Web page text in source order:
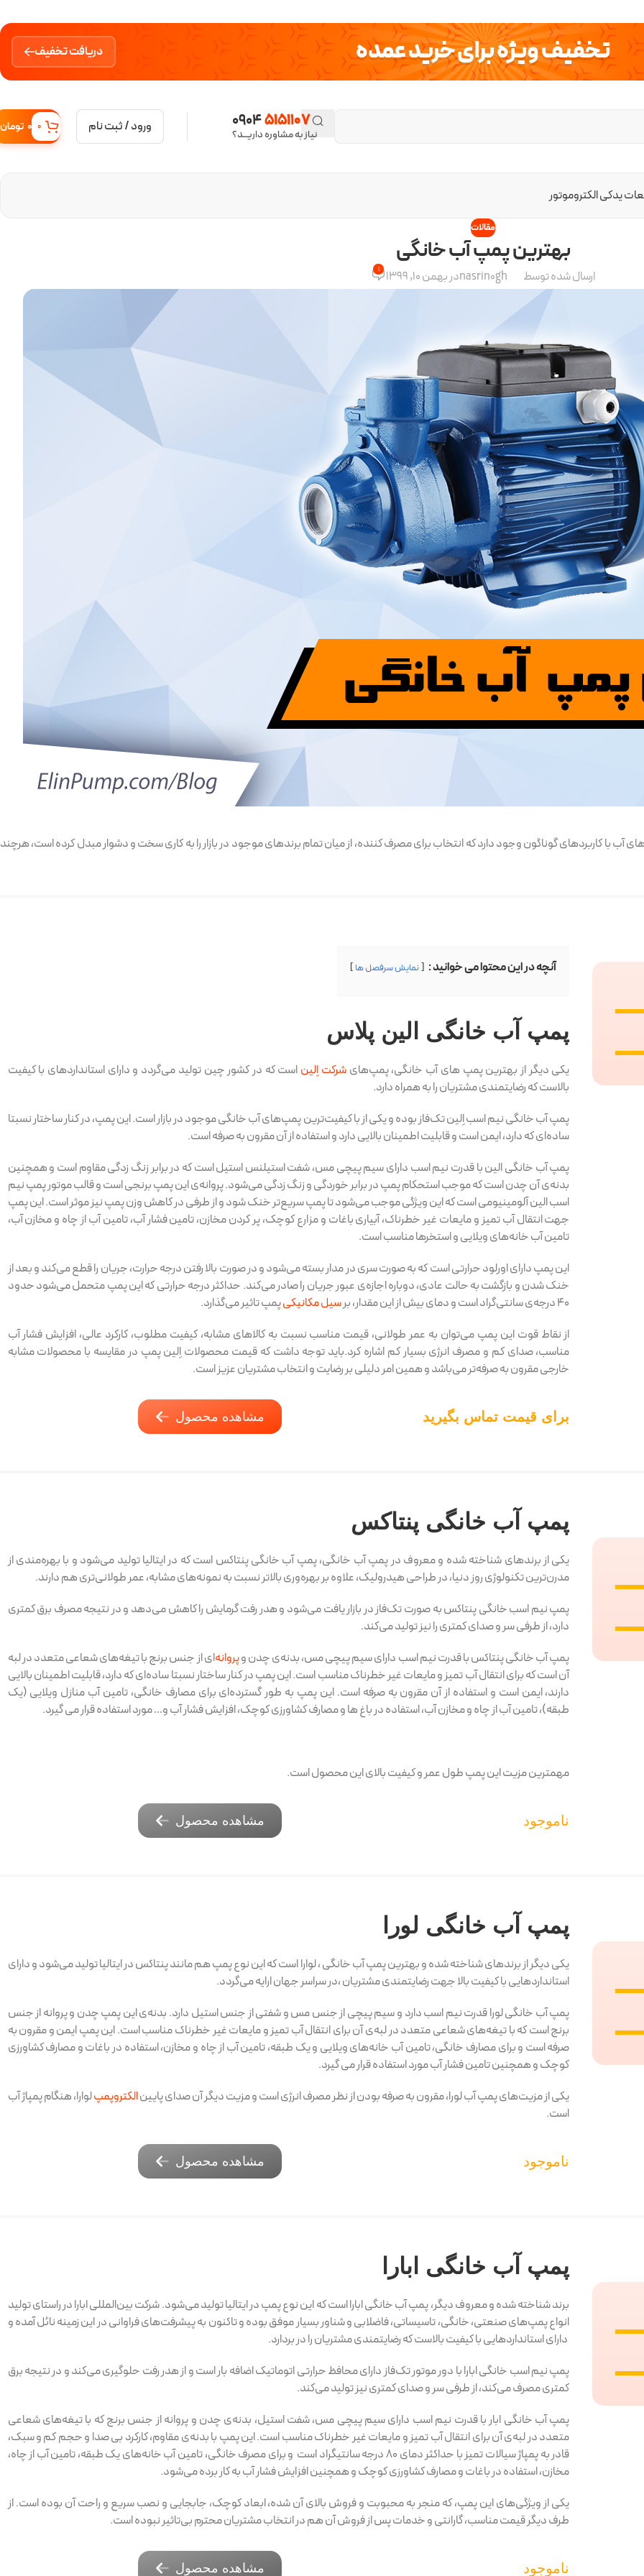
تخفیف ویژه برای خرید عمده دریافت تخفیف
09045151107
نیاز به مشاوره داریــد؟ ورود / ثبت نام 0
0 تومان
یدکی الکتروموتور
مقالات
بهترین پمپ آب خانگی
ارسال شده توسط nasrin0ghدر بهمن 10, 1399 1
آب با کاربردهای گوناگون وجود دارد که انتخاب برای مصرف کننده، از میان تمام برندهای موجود در بازار را به کاری سخت و دشوار مبدل کرده است، هرچند
آنچه در این محتوا می خوانید : نمایش سرفصل ها
پمپ آب خانگی الین پلاس
یکی دیگر از بهترین پمپ های آب خانگی، پمپ‌های شرکت اِلین است که در کشور چین تولید می‌گردد و دارای استانداردهای با کیفیت
بالاست که رضایتمندی مشتریان را به همراه دارد.
پمپ آب خانگی نیم اسب اِلین تک‌فاز بوده و یکی از با کیفیت‌ترین پمپ‌های آب خانگی موجود در بازار است. این پمپ، در کنار ساختار نسبتا
ساده‌ای که دارد، ایمن است و قابلیت اطمینان بالایی دارد و استفاده از آن مقرون به صرفه است.
پمپ آب خانگی الین با قدرت نیم اسب دارای سیم پیچی مس، شفت استیلنس استیل است که در برابر زنگ زدگی مقاوم است و همچنین
بدنه‌ی آن چدن است که موجب استحکام پمپ در برابر خوردگی و زنگ زدگی می‌شود. پروانه‌ی این پمپ برنجی است و قالب موتور پمپ نیم
اسب الین آلومینیومی است که این ویژگی موجب می‌شود تا پمپ سریع‌تر خنک شود و از طرفی در کاهش وزن پمپ نیز موثر است. این پمپ
جهت انتقال آب تمیز و مایعات غیر خطرناک، آبیاری باغات و مزارع کوچک، پر کردن مخازن، تامین فشار آب، تامین آب از چاه و مخازن آب،
تامین آب خانه‌های ویلایی و استخرها مناسب است.
این پمپ دارای اورلود حرارتی است که به صورت سری در مدار بسته می‌شود و در صورت بالا رفتن درجه حرارت، جریان را قطع می‌کند و بعد از
خنک شدن و بازگشت به حالت عادی، دوباره اجازه‌ی عبور جریان را صادر ‌می‌کند. حداکثر درجه‌ حرارتی که این پمپ متحمل می‌شود حدود
40 درجه‌ی سانتی‌گراد است و دمای بیش از این مقدار، بر
سیل مکانیکیپمپ تاثیر می‌گذارد.
از نقاط قوت این پمپ می‌توان به عمر طولانی، قیمت مناسب نسبت به کالاهای مشابه، کيفيت مطلوب، کارکرد عالی، افزایش فشار آب
مناسب، صدای کم و مصرف انرژی بسیار کم اشاره کرد.باید توجه داشت که قیمت محصولات اِلین پمپ در مقایسه با محصولات مشابه
خارجی مقرون به صرفه‌تر می‌باشد و همین امر دلیلی بر رضایت و انتخاب مشتریان عزیز است.
برای قیمت تماس بگیرید مشاهده محصول
پمپ آب خانگی پنتاکس
یکی از برندهای شناخته شده و معروف در پمپ آب خانگی، پمپ آب خانگی پنتاکس است که در ایتالیا تولید می‌شود و با بهره‌مندی از
مدرن‌ترین تکنولوژی روز دنیا، در طراحی هیدرولیک، علاوه بر بهره‌وری بالاتر نسبت به نمونه‌های مشابه، عمر طولانی‌تری هم دارند.
پمپ نیم اسب خانگی پنتاکس به صورت تک‌فاز در بازار یافت می‌شود و هدر رفت گرمایش را کاهش می‌دهد و در نتیجه مصرف برق کمتری
دارد، از طرفی سر و صدای کمتری را نیز تولید می‌کند.
پمپ آب خانگی پنتاکس با قدرت نیم اسب دارای سیم پیچی مس، بدنه‌ی چدن وپروانه‌ای از جنس برنج با تیغه‌های شعاعی متعدد در لبه
آن است که برای انتقال آب تمیز و مایعات غیر خطرناک مناسب است. این پمپ در کنار ساختار نسبتا ساده‌ای که دارد، قابلیت اطمینان بالایی
دارند، ایمن است و استفاده از آن مقرون به صرفه است. این پمپ به طور گسترده‌ای برای مصارف خانگی، تامین آب منازل ویلایی (یک
طبقه)، تامین آب از چاه و مخازن آب، استفاده در باغ ها و مصارف کشاورزی کوچک، افزایش فشار آب و… مورد استفاده قرار می گیرد.
مهمترین مزیت این پمپ طول عمر و کیفیت بالای این محصول است.
ناموجود مشاهده محصول
پمپ آب خانگی لورا
یکی دیگر از برندهای شناخته شده و بهترین پمپ آب خانگی ، لوارا است که این نوع پمپ هم مانند پنتاکس در ایتالیا تولید می‌شود و دارای
استانداردهایی با کیفیت بالا جهت رضایتمندی مشتریان ،در سراسر جهان ارایه می‌گردد.
پمپ آب خانگی لورا قدرت نیم اسب دارد و سیم پیچی از جنس مس و شفتی از جنس استیل دارد. بدنه‌ی این پمپ چدن و پروانه از جنس
برنج است که با تیغه‌های شعاعی متعدد در لبه‌ی آن برای انتقال آب تمیز و مایعات غیر خطرناک مناسب است. این پمپ ایمن و مقرون به
صرفه است و برای مصارف خانگی، تامین آب خانه‌های ویلایی و یک طبقه، تامین آب از چاه و مخازن، استفاده در باغات و مصارف کشاورزی
کوچک و همچنین تامین فشار آب مورد استفاده قرار می گیرد.
یکی از مزیت‌های پمپ آب لورا، مقرون به صرفه بودن از نظر مصرف انرژی است و مزیت دیگر آن صدای پایینالکتروپمپلوارا، هنگام پمپاژ آب
است.
ناموجود مشاهده محصول
پمپ آب خانگی ابارا
برند شناخته شده و معروف دیگر، پمپ آب خانگی ابارا است که این نوع پمپ در ایتالیا تولید می‌شود. شرکت بین‌المللی ابارا در راستای تولید
انواع پمپ‌های صنعتی، خانگی، تاسیساتی، فاضلابی و شناور بسیار موفق بوده و تاکنون به پیشرفت‌های فراوانی در این زمینه نائل آمده و
دارای استانداردهایی با کیفیت بالاست که رضایتمندی مشتریان را در بردارد.
پمپ نیم اسب خانگی ابارا با دور موتور تک‌فاز دارای محافظ حرارتی اتوماتیک اضافه بار است و از هدر رفت حلوگیری می‌کند و در نتیجه برق
کمتری مصرف می‌کند، از طرفی سر و صدای کمتری نیز تولید می‌کند.
پمپ آب خانگی ابار با قدرت نیم اسب دارای سیم پیچی مس، شفت استیل، بدنه‌ی چدن و پروانه از جنس برنج که با تیغه‌های شعاعی
متعدد در لبه‌ی آن برای انتقال آب تمیز و مایعات غیر خطرناک مناسب است. این پمپ با بدنه‌ی مقاوم، کارکرد بی صدا و حجم کم و سبک،
قادر به پمپاژ سیالات تمیز با حداکثر دمای 80 درجه سانتیگراد است و برای مصرف خانگی، تامین آب خانه‌های یک طبقه، تامین آب از چاه،
مخازن، استفاده در باغات و مصارف کشاورزی کوچک و همچنین افزایش فشار آب به کار برده می‌شود.
یکی از ویژگی‌های این پمپ، که منجر به محبوبت و فروش بالای آن شده، ابعاد کوچک، جابجایی و نصب سریع و راحت آن بوده است. از
طرف دیگر قیمت مناسب، گارانتی و خدمات پس از فروش آن هم در انتخاب مشتریان محترم بی‌تاثیر نبوده است.
ناموجود مشاهده محصول